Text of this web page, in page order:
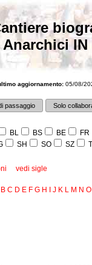
IN
aggiornamento: 05/08/
passaggio Solo
BL BS BE
FR
SH SO SZ
vedi sigle
B C D E F G H J K L M N O